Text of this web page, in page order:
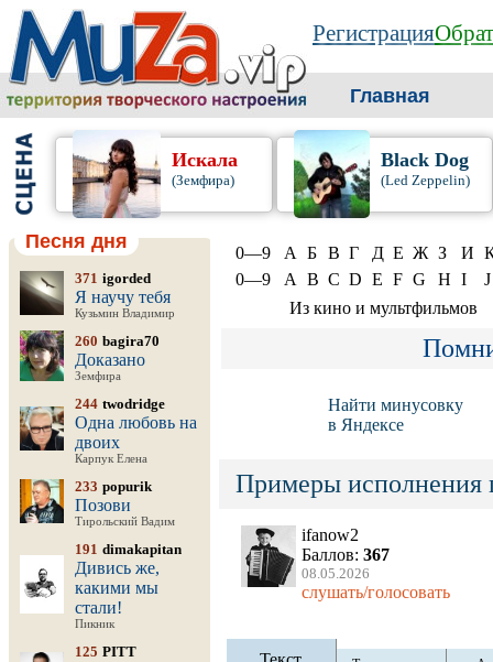
Регистрация
Главная
Искала
(Земфира)
Black Dog
(Led Zeppelin)
Песня дня
371 igorded
Я научу тебя
Кузьмин Владимир
260 bagira70
Доказано
Земфира
244 twodridge
Одна любовь на
двоих
Карпук Елена
233 popurik
Позови
Тирольский Вадим
191 dimakapitan
Дивись же,
какими мы
стали!
Пикник
125 PITT
0—9 А Б В Г Д Е Ж З И
0—9
A B C D E F G H I
J
Из кино и мультфильмов
Найти минусовку
в Яндексе
Примеры исполнения
ifanow2
Баллов: 367
08.05.2026
слушать/голосовать